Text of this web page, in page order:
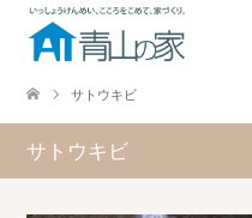
サトウキビ
サトウキビ